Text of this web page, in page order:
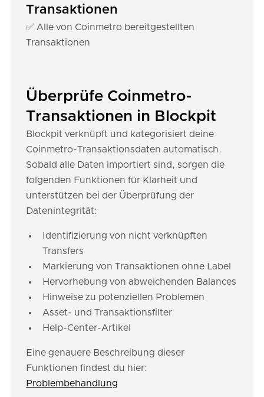
Transaktionen
✅ Alle von Coinmetro bereitgestellten
Transaktionen
Überprüfe Coinmetro-
Transaktionen in Blockpit
Blockpit verknüpft und kategorisiert deine
Coinmetro-Transaktionsdaten automatisch.
Sobald alle Daten importiert sind, sorgen die
folgenden Funktionen für Klarheit und
unterstützen bei der Überprüfung der
Datenintegrität:
Identifizierung von nicht verknüpften
Transfers
Markierung von Transaktionen ohne Label
Hervorhebung von abweichenden Balances
Hinweise zu potenziellen Problemen
Asset- und Transaktionsfilter
Help-Center-Artikel
Eine genauere Beschreibung dieser
Funktionen findest du hier:
Problembehandlung